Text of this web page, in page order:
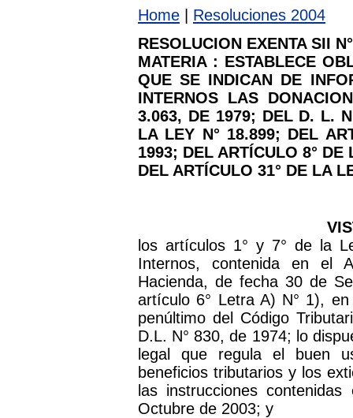
Home
Resoluciones 2004
RESOLUCION EXENTA SII
MATERIA : ESTABLECE
QUE SE INDICAN DE
INTERNOS LAS
3.063, DE 1979; DEL D. L.
LA LEY N° 18.899; DEL
1993; DEL ARTÍCULO 8° DE
DEL ARTÍCULO 31° DE LA
los artículos 1° y 7° de la
Internos, contenida en el
Hacienda, de fecha 30 de
artículo 6° Letra A) N° 1),
penúltimo del Código
D.L. N° 830, de 1974; lo
legal que regula el buen
beneficios tributarios y los
las instrucciones
Octubre de 2003; y